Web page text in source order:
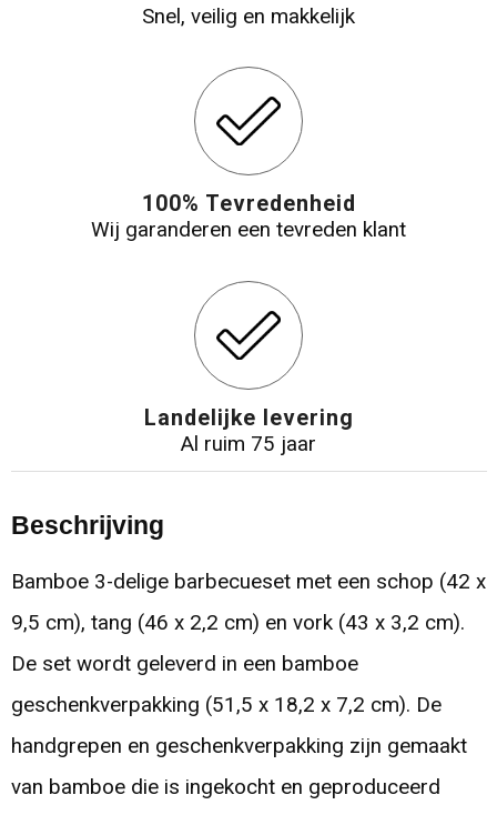
Snel, veilig en makkelijk
100% Tevredenheid
Wij garanderen een tevreden klant
Landelijke levering
Al ruim 75 jaar
Beschrijving
Bamboe 3-delige barbecueset met een schop (42 x
9,5 cm), tang (46 x 2,2 cm) en vork (43 x 3,2 cm).
De set wordt geleverd in een bamboe
geschenkverpakking (51,5 x 18,2 x 7,2 cm). De
handgrepen en geschenkverpakking zijn gemaakt
van bamboe die is ingekocht en geproduceerd